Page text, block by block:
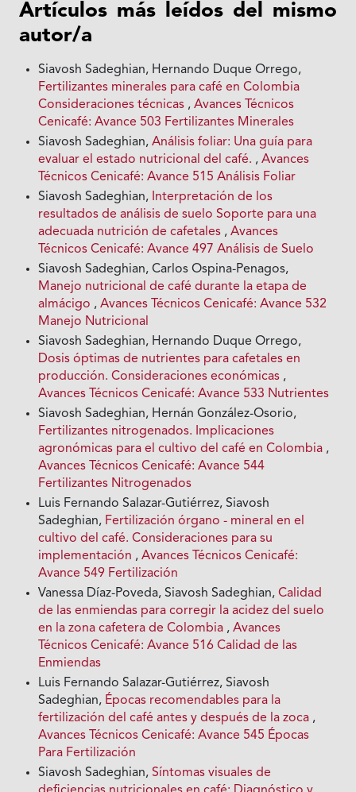
Artículos más leídos del mismo
autor/a
Siavosh Sadeghian, Hernando Duque Orrego,
Fertilizantes minerales para café en Colombia
Consideraciones técnicas ,Avances Técnicos
Cenicafé: Avance 503 Fertilizantes Minerales
Siavosh Sadeghian,Análisis foliar: Una guía para
evaluar el estado nutricional del café. ,Avances
Técnicos Cenicafé: Avance 515 Análisis Foliar
Siavosh Sadeghian, Interpretación de los
resultados de análisis de suelo Soporte para una
adecuada nutrición de cafetales ,Avances
Técnicos Cenicafé: Avance 497 Análisis de Suelo
Siavosh Sadeghian, Carlos Ospina-Penagos,
Manejo nutricional de café durante la etapa de
almácigo ,Avances Técnicos Cenicafé: Avance 532
Manejo Nutricional
Siavosh Sadeghian, Hernando Duque Orrego,
Dosis óptimas de nutrientes para cafetales en
producción. Consideraciones económicas ,
Avances Técnicos Cenicafé: Avance 533 Nutrientes
Siavosh Sadeghian, Hernán González-Osorio,
Fertilizantes nitrogenados. Implicaciones
agronómicas para el cultivo del café en Colombia ,
Avances Técnicos Cenicafé: Avance 544
Fertilizantes Nitrogenados
Luis Fernando Salazar-Gutiérrez, Siavosh
Sadeghian, Fertilización órgano - mineral en el
cultivo del café. Consideraciones para su
implementación ,Avances Técnicos Cenicafé:
Avance 549 Fertilización
Vanessa Díaz-Poveda, Siavosh Sadeghian,Calidad
de las enmiendas para corregir la acidez del suelo
en la zona cafetera de Colombia ,Avances
Técnicos Cenicafé: Avance 516 Calidad de las
Enmiendas
Luis Fernando Salazar-Gutiérrez, Siavosh
Sadeghian, Épocas recomendables para la
fertilización del café antes y después de la zoca ,
Avances Técnicos Cenicafé: Avance 545 Épocas
Para Fertilización
Siavosh Sadeghian,Síntomas visuales de